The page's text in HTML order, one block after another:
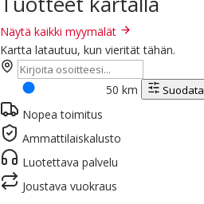
Näytä kaikki myymälät
Kartta latautuu, kun vierität tähän.
50 km Suodata
Nopea toimitus
Ammattilaiskalusto
Luotettava palvelu
Joustava vuokraus